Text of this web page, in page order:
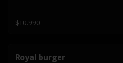
$10.990
Royal burger